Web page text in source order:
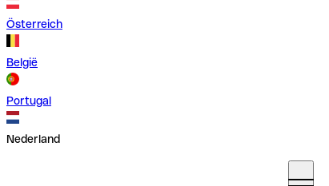
Österreich
België
Portugal
Nederland